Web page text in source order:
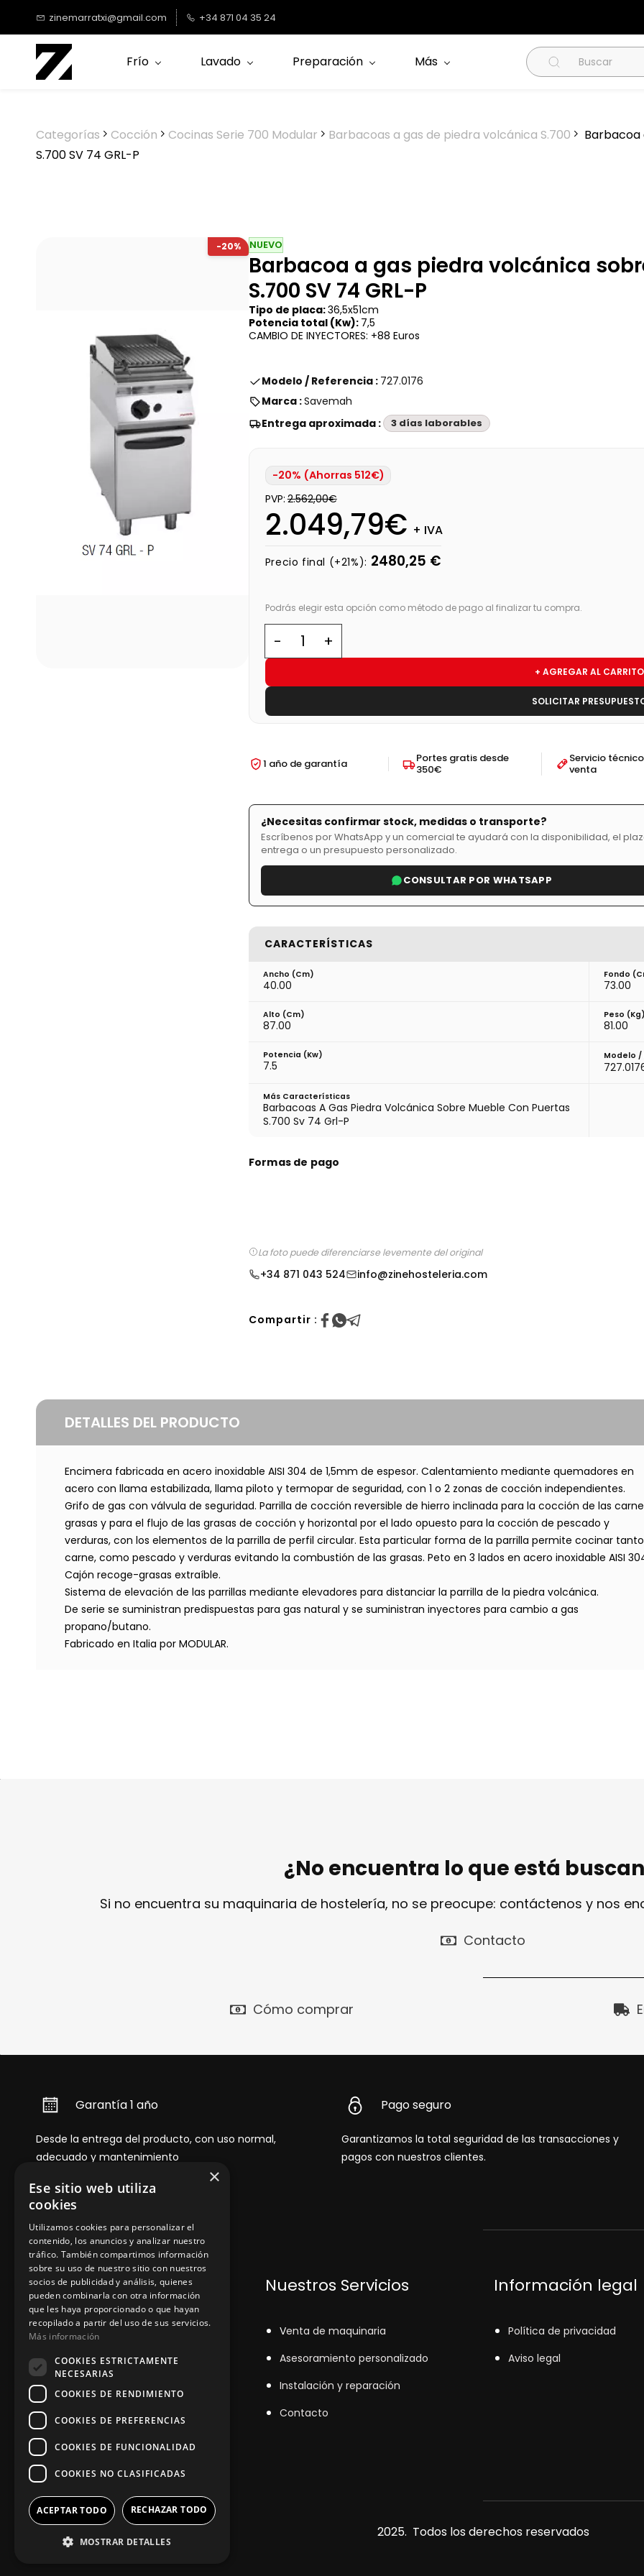
contenido
principal
zinemarratxi@gmail.com +34 871 04 35 24
Frío Lavado Preparación Más
Categorías Cocción Cocinas Serie 700 Modular Barbacoas a gas de piedra volcánica S.700
S.700 SV 74 GRL-P
-20% NUEVO
Barbacoa a gas piedra volcánica
S.700 SV 74 GRL-P
Tipo de placa:36,5x51cm
Potencia total (Kw): 7,5
CAMBIO DE INYECTORES: +88 Euros
Modelo / Referencia : 727.0176
Marca :Savemah
Entrega aproximada :
3 días laborables
-20% (Ahorras 512€)
PVP:2.562,00€
2.049,79€ + IVA
Precio final (+21%): 2480,25 €
Podrás elegir esta opción como método de pago al finalizar tu compra.
+ AGREGAR AL CARRITO
SOLICITAR
1 año de garantía
Portes gratis desde
350€
Servicio
venta
¿Necesitas confirmar stock, medidas o transporte?
Escríbenos por WhatsApp y un comercial te ayudará con la disponibilidad, el
entrega o un presupuesto personalizado.
CONSULTAR POR WHATSAPP
CARACTERÍSTICAS
Ancho (cm)
40.00
Fondo
73.00
Alto (cm)
87.00
Peso (kg)
81.00
Potencia (Kw)
7.5
Modelo /
Más Características
Barbacoas A Gas Piedra Volcánica Sobre Mueble Con Puertas
S.700 Sv 74 Grl-P
Formas de pago
La foto puede diferenciarse levemente del original
+34 871 043 524 info@zinehosteleria.com
Compartir :
DETALLES DEL PRODUCTO
Encimera fabricada en acero inoxidable AISI 304 de 1,5mm de espesor. Calentamiento mediante quemadores en
acero con llama estabilizada, llama piloto y termopar de seguridad, con 1 o 2 zonas de cocción independientes.
Grifo de gas con válvula de seguridad. Parrilla de cocción reversible de hierro inclinada para la cocción de las
grasas y para el flujo de las grasas de cocción y horizontal por el lado opuesto para la cocción de pescado y
verduras, con los elementos de la parrilla de perfil circular. Esta particular forma de la parrilla permite cocinar tanto
carne, como pescado y verduras evitando la combustión de las grasas. Peto en 3 lados en acero inoxidable AISI
Cajón recoge-grasas extraíble.
Sistema de elevación de las parrillas mediante elevadores para distanciar la parrilla de la piedra volcánica.
De serie se suministran predispuestas para gas natural y se suministran inyectores para cambio a gas
propano/butano.
Fabricado en Italia por MODULAR.
¿No encuentra lo que está
Si no encuentra su maquinaria de hostelería, no se preocupe: contáctenos y nos
Contacto
Cómo comprar
Garantía 1 año
Desde la entrega del producto, con uso normal,
adecuado y mantenimiento
Pago seguro
Garantizamos la total seguridad de las transacciones y
pagos con nuestros clientes.
Dónde encontrarnos
+34871043524
zinemarratxi@gmail.com
Balears
Nuestros Servicios
Venta de maquinaria
Asesoramiento personalizado
Instalación y reparación
Contacto
Información legal
Política de privacidad
Aviso legal
2025. Todos los derechos reservados
×
Ese sitio web utiliza
cookies
Utilizamos cookies para personalizar el
contenido, los anuncios y analizar nuestro
tráfico. También compartimos información
sobre su uso de nuestro sitio con nuestros
socios de publicidad y análisis, quienes
pueden combinarla con otra información
que les haya proporcionado o que hayan
recopilado a partir del uso de sus servicios.
Más información
COOKIES ESTRICTAMENTE
NECESARIAS
COOKIES DE RENDIMIENTO
COOKIES DE PREFERENCIAS
COOKIES DE FUNCIONALIDAD
COOKIES NO CLASIFICADAS
ACEPTAR TODO RECHAZAR TODO
MOSTRAR DETALLES